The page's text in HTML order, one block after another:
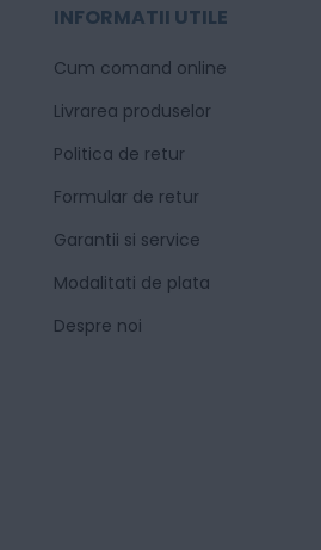
INFORMATII UTILE
Cum comand online
Livrarea produselor
Politica de retur
Formular de retur
Garantii si service
Modalitati de plata
Despre noi